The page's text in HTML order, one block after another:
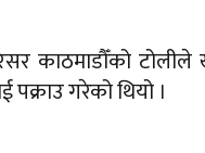
काठमाडौँको
गरेको थियो ।